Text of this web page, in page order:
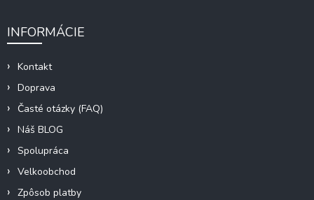
INFORMÁCIE
Kontakt
Doprava
Časté otázky (FAQ)
Náš BLOG
Spolupráca
Velkoobchod
Zpôsob platby